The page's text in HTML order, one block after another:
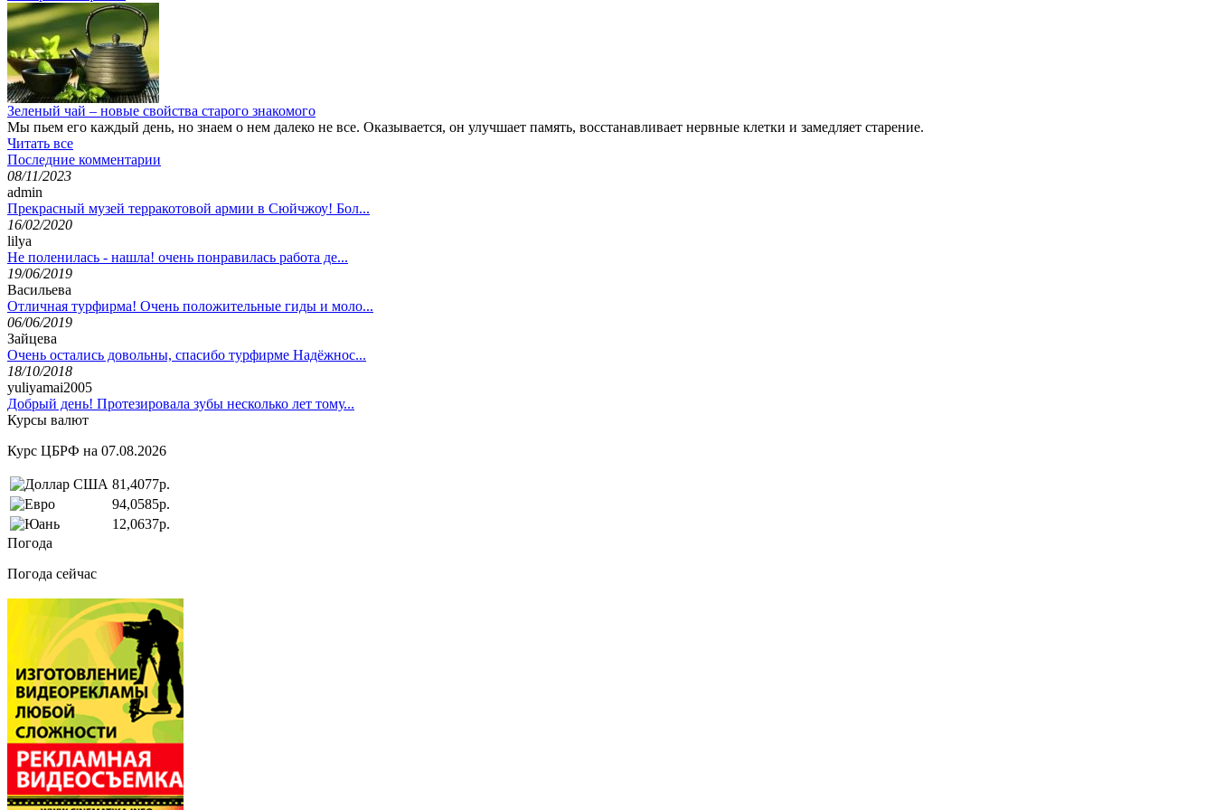
Зеленый чай – новые свойства старого знакомого
Мы пьем его каждый день, но знаем о нем далеко не все. Оказывается, он улучшает память, восстанавливает нервные клетки и замедляет старение.
Читать все
Последние комментарии
08/11/2023
admin
Прекрасный музей терракотовой армии в Сюйчжоу! Бол...
16/02/2020
lilya
Не поленилась - нашла! очень понравилась работа де...
19/06/2019
Васильева
Отличная турфирма! Очень положительные гиды и моло...
06/06/2019
Зайцева
Очень остались довольны, спасибо турфирме Надёжнос...
18/10/2018
yuliyamai2005
Добрый день! Протезировала зубы несколько лет тому...
Курсы валют
Курс ЦБРФ на 07.08.2026
81,4077р.
94,0585р.
12,0637р.
Погода
Погода сейчас